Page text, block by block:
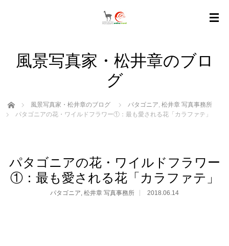
風景写真家・松井章のブロ
グ
ホーム 風景写真家・松井章のブログ パタゴニア, 松井章 写真事務所
パタゴニアの花・ワイルドフラワー①：最も愛される花「カラファテ」
パタゴニアの花・ワイルドフラワー
①：最も愛される花「カラファテ」
パタゴニア, 松井章 写真事務所 2018.06.14